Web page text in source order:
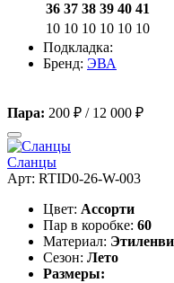
36 37 38 39 40 41
10 10 10 10 10 10
Подкладка:
Бренд: ЭВА
Пара: 200 ₽ / 12 000 ₽
Сланцы
Арт: RTID0-26-W-003
Цвет: Ассорти
Пар в коробке: 60
Материал:
Сезон: Лето
Размеры: